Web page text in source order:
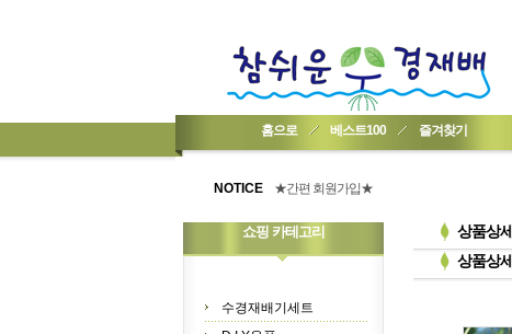
홈으로 베스트100 즐겨찾기
NOTICE
★기업회원가입 방법..
★간편 회원가입★
쇼핑 카테고리
수경재배기세트
상품상세
상품상세